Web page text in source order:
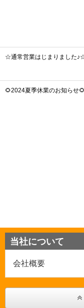
当社について
会社概要